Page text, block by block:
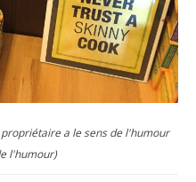
a le sens de l'humour
l'humour)